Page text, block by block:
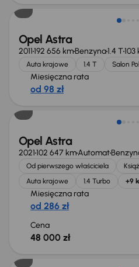
Opel Astra
2011192 656 kmBenzyna1.4 T103
Auta krajowe 1.4 T Salon
Miesięczna rata
od 98 zł
Możliwość odliczenia VAT
Opel Astra
2021102 647 kmAutomat
Od pierwszego właściciela
Auta krajowe
1.4 Turbo +9
Miesięczna rata
od 286 zł
Cena
48 000 zł
Możliwość odliczenia VAT